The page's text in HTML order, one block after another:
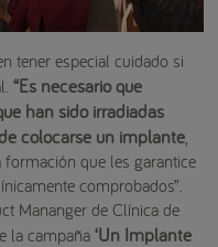
tener especial cuidado si
“Es necesario que
han sido irradiadas
colocarse un implante,
que les garantice
comprobados”.
Mananger de Clínica de
la campaña‘Un Implante